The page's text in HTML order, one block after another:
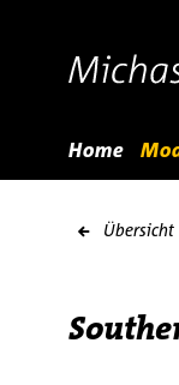
Home
Übersicht